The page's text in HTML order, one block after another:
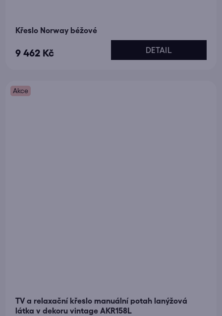
Křeslo Norway béžové
9 462 Kč DETAIL
Akce
TV a relaxační křeslo manuální potah lanýžová
látka v dekoru vintage AKR158L